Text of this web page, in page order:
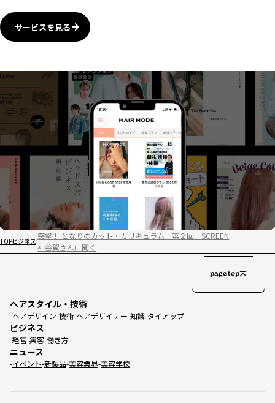
サービスを見る
TOPビジネス
突撃！ となりのカット・カリキュラム 第２回｜SCREEN
神谷翼さんに聞く
ヘアスタイル・技術
ヘアデザイン 技術 ヘアデザイナー 知識 タイアップ
ビジネス
経営 集客 働き方
ニュース
イベント 新製品 美容業界 美容学校
page top